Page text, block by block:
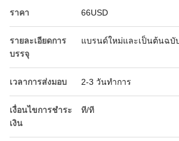
ราคา 66USD
รายละเอียดการ
บรรจุ
แบรนด์ใหม่และเป็นต้นฉบั
เวลาการส่งมอบ 2-3 วันทำการ
เงื่อนไขการชำระ
เงิน
ที/ที